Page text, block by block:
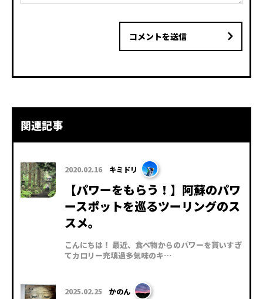
コメントを送信
関連記事
2020.02.16 キミドリ
【パワーをもらう！】阿蘇のパワ
ースポットを巡るツーリングのス
スメ。
こんにちは！ 最近、食べ物からのパワーを貰いすぎ
てカロリー充填過多気味のキ…
2025.02.25 かのん